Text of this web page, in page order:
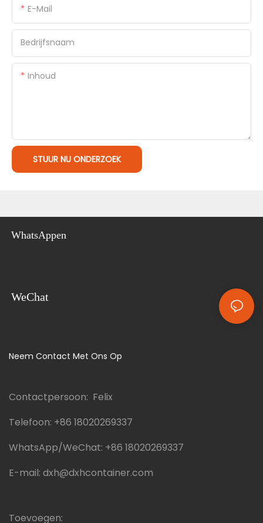
E-Mail
Bedrijfsnaam
Inhoud
STUUR NU ONDERZOEK
WhatsAppen
WeChat
Neem Contact Met Ons Op
Contactpersoon: Felix
Telefoon: +86 18020269337
WhatsApp/WeChat: +86 18020269337
E-mail: dxh@dxhcontainer.com
Toevoegen: